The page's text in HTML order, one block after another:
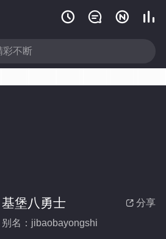
   
 分享
基堡八勇士
别名：jibaobayongshi